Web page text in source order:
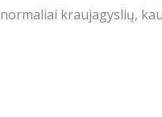
kraujagyslių,